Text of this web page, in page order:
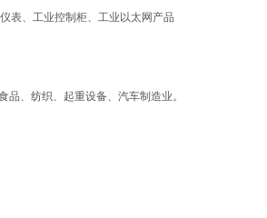
表、工业控制柜、工业以太网产品
、纺织、起重设备、汽车制造业。